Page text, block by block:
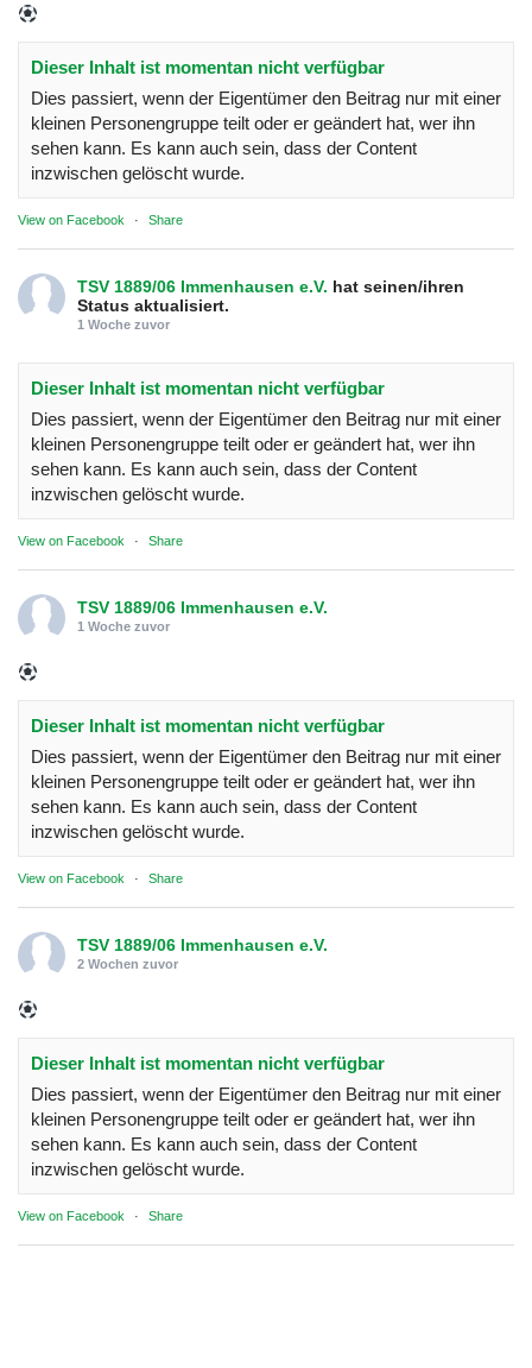
Dieser Inhalt ist momentan nicht verfügbar
Dies passiert, wenn der Eigentümer den Beitrag nur mit einer
kleinen Personengruppe teilt oder er geändert hat, wer ihn
sehen kann. Es kann auch sein, dass der Content
inzwischen gelöscht wurde.
View on Facebook · Share
TSV 1889/06 Immenhausen e.V. hat seinen/ihren
Status aktualisiert.
1 Woche zuvor
Dieser Inhalt ist momentan nicht verfügbar
Dies passiert, wenn der Eigentümer den Beitrag nur mit einer
kleinen Personengruppe teilt oder er geändert hat, wer ihn
sehen kann. Es kann auch sein, dass der Content
inzwischen gelöscht wurde.
View on Facebook · Share
TSV 1889/06 Immenhausen e.V.
1 Woche zuvor
Dieser Inhalt ist momentan nicht verfügbar
Dies passiert, wenn der Eigentümer den Beitrag nur mit einer
kleinen Personengruppe teilt oder er geändert hat, wer ihn
sehen kann. Es kann auch sein, dass der Content
inzwischen gelöscht wurde.
View on Facebook · Share
TSV 1889/06 Immenhausen e.V.
2 Wochen zuvor
Dieser Inhalt ist momentan nicht verfügbar
Dies passiert, wenn der Eigentümer den Beitrag nur mit einer
kleinen Personengruppe teilt oder er geändert hat, wer ihn
sehen kann. Es kann auch sein, dass der Content
inzwischen gelöscht wurde.
View on Facebook · Share